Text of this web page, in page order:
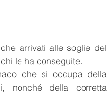
arrivati alle soglie del
le ha conseguite.
che si occupa della
nonché della corretta